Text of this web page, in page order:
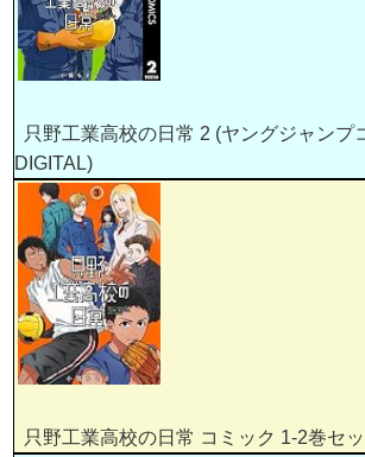
只野工業高校の日常 2 (ヤングジャンプ
DIGITAL)
只野工業高校の日常 コミック 1-2巻セッ